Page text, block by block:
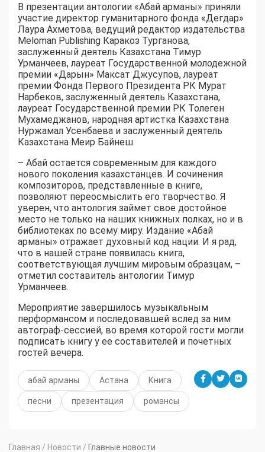
В презентации антологии «Абай арманы» приняли
участие директор гуманитарного фонда «Дегдар»
Лаура Ахметова, ведущий редактор издательства
Meloman Publishing Каракоз Турганова,
заслуженный деятель Казахстана Тимур
Урманчеев, лауреат Государственной молодежной
премии «Дарын» Максат Джусупов, лауреат
премии Фонда Первого Президента РК Мурат
Нарбеков, заслуженный деятель Казахстана,
лауреат Государственной премии РК Толеген
Мухамеджанов, народная артистка Казахстана
Нуржамал Усенбаева и заслуженный деятель
Казахстана Меир Байнеш.
– Абай остается современным для каждого
нового поколения казахстанцев. И сочинения
композиторов, представленные в книге,
позволяют переосмыслить его творчество. Я
уверен, что антология займет свое достойное
место не только на наших книжных полках, но и в
библиотеках по всему миру. Издание «Абай
арманы» отражает духовный код нации. И я рад,
что в нашей стране появилась книга,
соответствующая лучшим мировым образцам, –
отметил составитель антологии Тимур
Урманчеев.
Мероприятие завершилось музыкальным
перформансом и последовавшей вслед за ним
автограф-сессией, во время которой гости могли
подписать книгу у ее составителей и почетных
гостей вечера.
абай арманы Астана Книга
песни презентация романсы
Главная / Новости / Главные новости